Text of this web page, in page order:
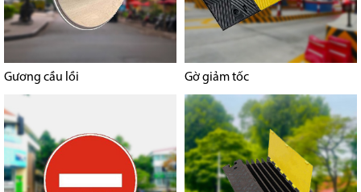
Gương cầu lồi Gờ giảm tốc